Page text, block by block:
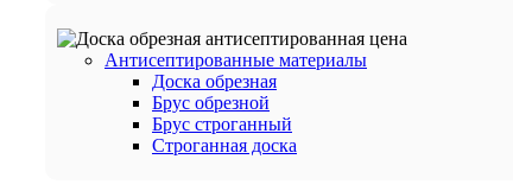
Антисептированные материалы
Доска обрезная
Брус обрезной
Брус строганный
Строганная доска